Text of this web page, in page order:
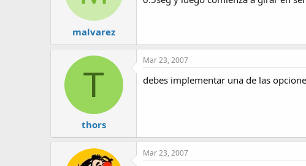
malvarez
T
thors
Mar 23, 2007
debes implementar una de las
Mar 23, 2007